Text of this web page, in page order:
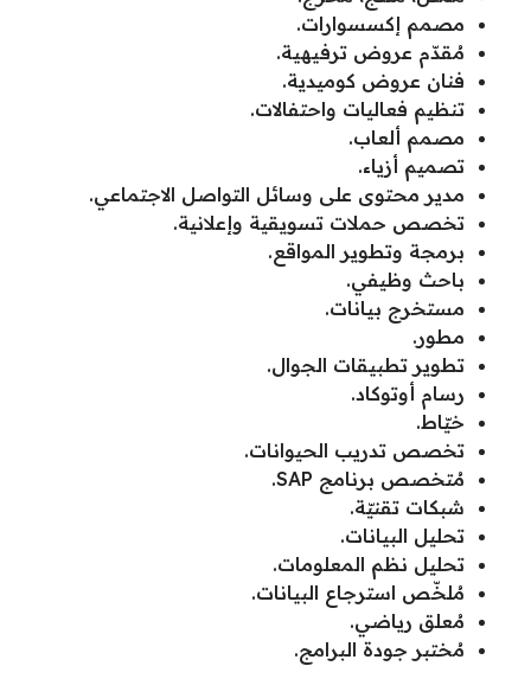
مصمم إكسسوارات.
مُقدّم عروض ترفيهية.
فنان عروض كوميدية.
تنظيم فعاليات واحتفالات.
مصمم ألعاب.
تصميم أزياء.
مدير محتوى على وسائل التواصل الاجتماعي.
تخصص حملات تسويقية وإعلانية.
برمجة وتطوير المواقع.
باحث وظيفي.
مستخرج بيانات.
مطور.
تطوير تطبيقات الجوال.
رسام أوتوكاد.
خيّاط.
تخصص تدريب الحيوانات.
مُتخصص برنامج SAP.
شبكات تقنيّة.
تحليل البيانات.
تحليل نظم المعلومات.
مُلخّص استرجاع البيانات.
مُعلق رياضي.
مُختبر جودة البرامج.